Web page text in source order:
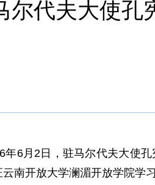
尔代夫大使孔
年6月2日，驻马尔代夫大使
南开放大学澜湄开放学院学